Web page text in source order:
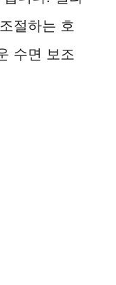
절하는 호
수면 보조